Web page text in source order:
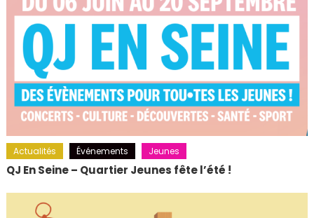
Actualités Événements Jeunes
QJ En Seine – Quartier Jeunes fête l’été !